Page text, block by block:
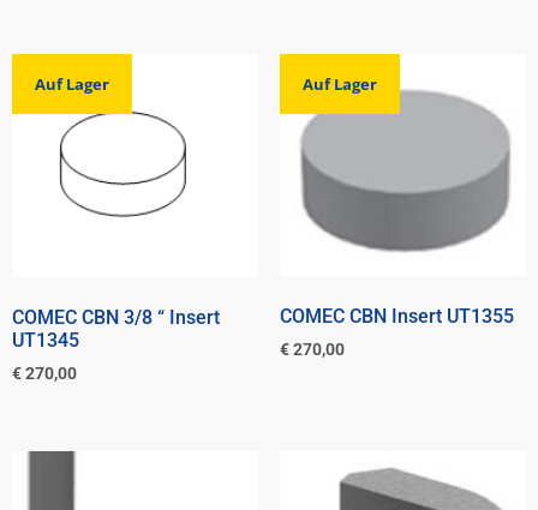
Auf Lager
COMEC CBN 3/8 “ Insert
UT1345
€270,00
Auf Lager
COMEC CBN Insert UT1355
€270,00